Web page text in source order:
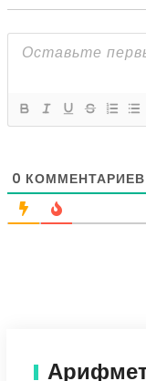
0 КОММЕНТАРИЕВ